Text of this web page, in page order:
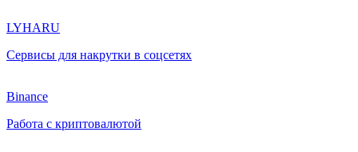
LYHARU
Сервисы для накрутки в соцсетях
Binance
Работа с криптовалютой